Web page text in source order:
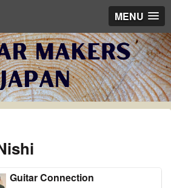
MENU
Guitar Connection